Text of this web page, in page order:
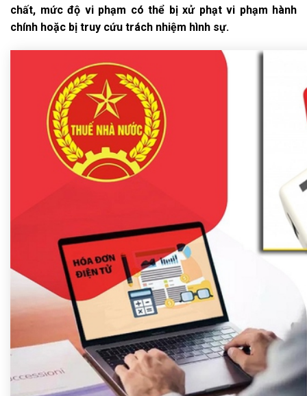
chất, mức độ vi phạm có thể bị xử phạt vi phạm hành
chính hoặc bị truy cứu trách nhiệm hình sự.